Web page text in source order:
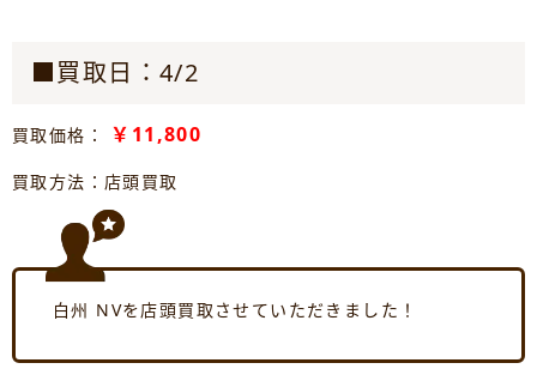
■買取日：4/2
買取価格： ￥11,800
買取方法：店頭買取
白州 NVを店頭買取させていただきました！